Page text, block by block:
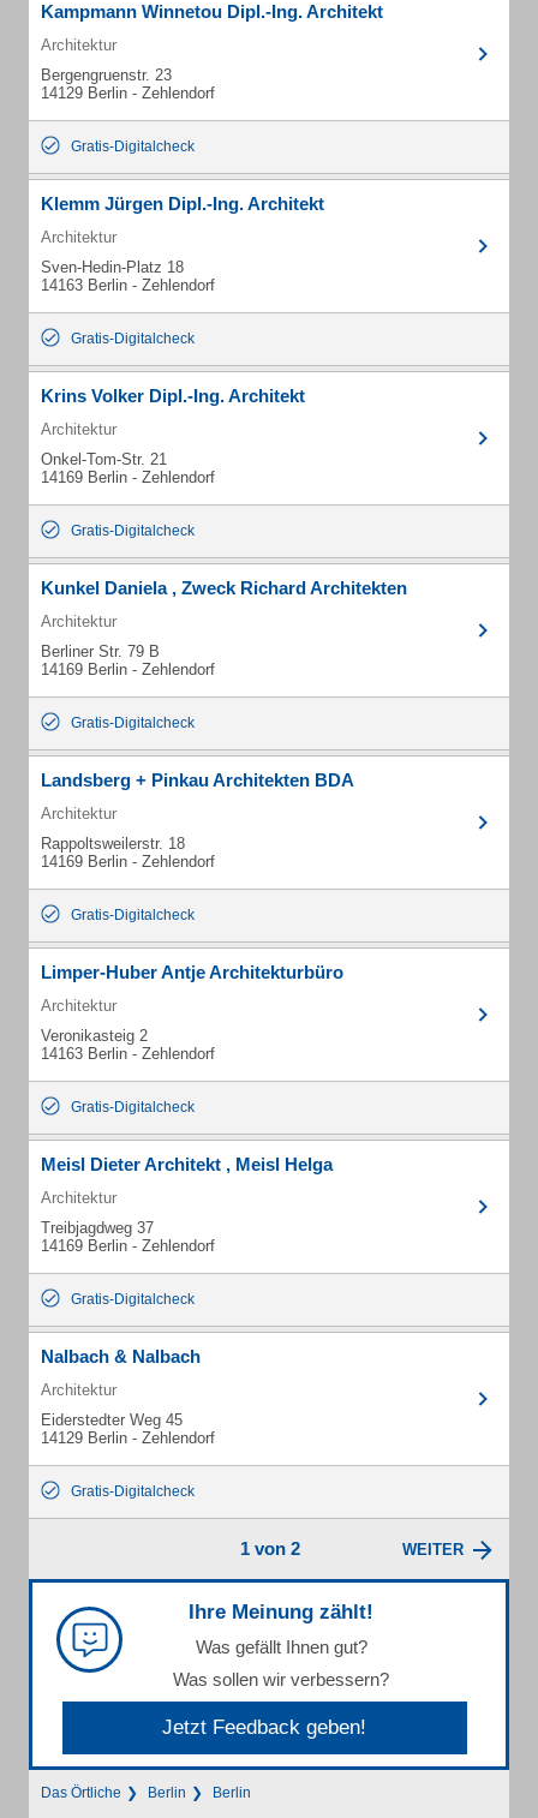
Kampmann Winnetou Dipl.-Ing. Architekt
Architektur
Bergengruenstr. 23
14129 Berlin - Zehlendorf
Gratis-Digitalcheck
Klemm Jürgen Dipl.-Ing. Architekt
Architektur
Sven-Hedin-Platz 18
14163 Berlin - Zehlendorf
Gratis-Digitalcheck
Krins Volker Dipl.-Ing. Architekt
Architektur
Onkel-Tom-Str. 21
14169 Berlin - Zehlendorf
Gratis-Digitalcheck
Kunkel Daniela , Zweck Richard Architekten
Architektur
Berliner Str. 79 B
14169 Berlin - Zehlendorf
Gratis-Digitalcheck
Landsberg + Pinkau Architekten BDA
Architektur
Rappoltsweilerstr. 18
14169 Berlin - Zehlendorf
Gratis-Digitalcheck
Limper-Huber Antje Architekturbüro
Architektur
Veronikasteig 2
14163 Berlin - Zehlendorf
Gratis-Digitalcheck
Meisl Dieter Architekt , Meisl Helga
Architektur
Treibjagdweg 37
14169 Berlin - Zehlendorf
Gratis-Digitalcheck
Nalbach & Nalbach
Architektur
Eiderstedter Weg 45
14129 Berlin - Zehlendorf
Gratis-Digitalcheck
1 von 2 WEITER
Ihre Meinung zählt!
Was gefällt Ihnen gut?
Was sollen wir verbessern?
Jetzt Feedback geben!
Das Örtliche Berlin Berlin